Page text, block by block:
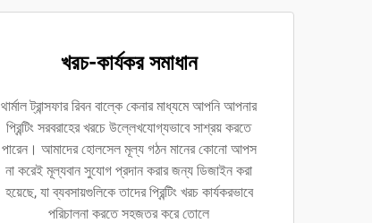
খরচ-কার্যকর সমাধান
থার্মাল ট্রান্সফার রিবন বাল্কে কেনার মাধ্যমে আপনি আপনার
প্রিন্টিং সরবরাহের খরচে উল্লেখযোগ্যভাবে সাশ্রয় করতে
পারেন। আমাদের হোলসেল মূল্য গঠন মানের কোনো আপস
না করেই মূল্যবান সুযোগ প্রদান করার জন্য ডিজাইন করা
হয়েছে, যা ব্যবসায়গুলিকে তাদের প্রিন্টিং খরচ কার্যকরভাবে
পরিচালনা করতে সহজতর করে তোলে